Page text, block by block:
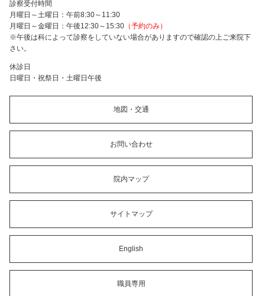
診察受付時間
月曜日～土曜日：午前8:30～11:30
月曜日～金曜日：午後12:30～15:30 （予約のみ）
※午後は科によって診察をしていない場合がありますので確認の上ご来院下
さい。
休診日
日曜日・祝祭日・土曜日午後
地図・交通
お問い合わせ
院内マップ
サイトマップ
English
職員専用